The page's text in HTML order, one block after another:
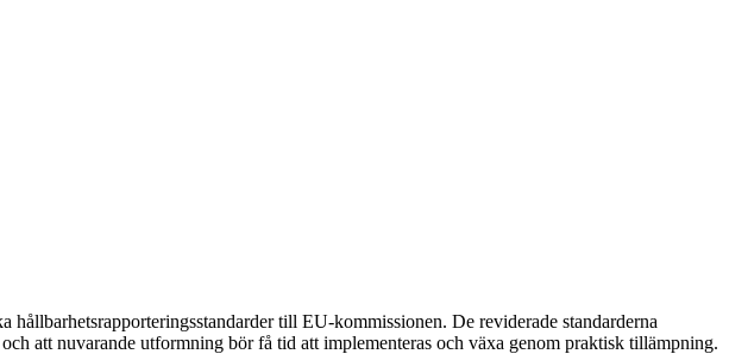
till EU-kommissionen. De reviderade standarderna
att nuvarande utformning bör få tid att implementeras och växa genom praktisk tillämpning.